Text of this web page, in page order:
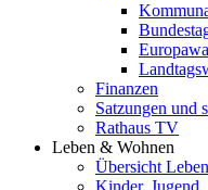
Finanzen
Satzungen und
Rathaus TV
Leben & Wohnen
Übersicht